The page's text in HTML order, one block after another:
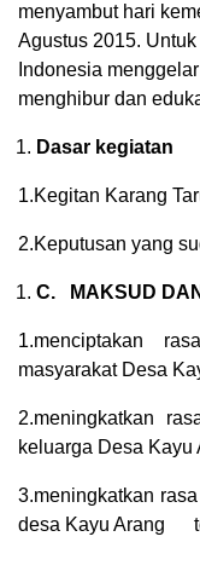
menyambut hari
Agustus 2015.
Indonesia
menghibur dan
Dasar kegiatan
1.Kegitan Karang
2.Keputusan yang
C. MAKSUD
1.menciptakan
masyarakat Desa
2.meningkatkan
keluarga Desa Kayu
3.meningkatkan
desa Kayu Arang